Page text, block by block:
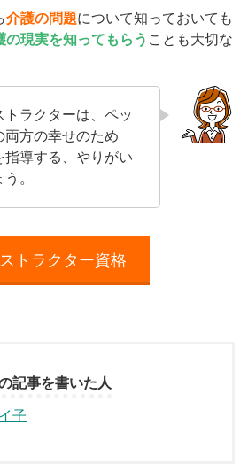
介護の問題について知っておいても
の現実を知ってもらう ことも大切な
ラクターは、ペッ
両方の幸せのため
指導する、やりがい
。
トラクター資格
記事を書いた人
子